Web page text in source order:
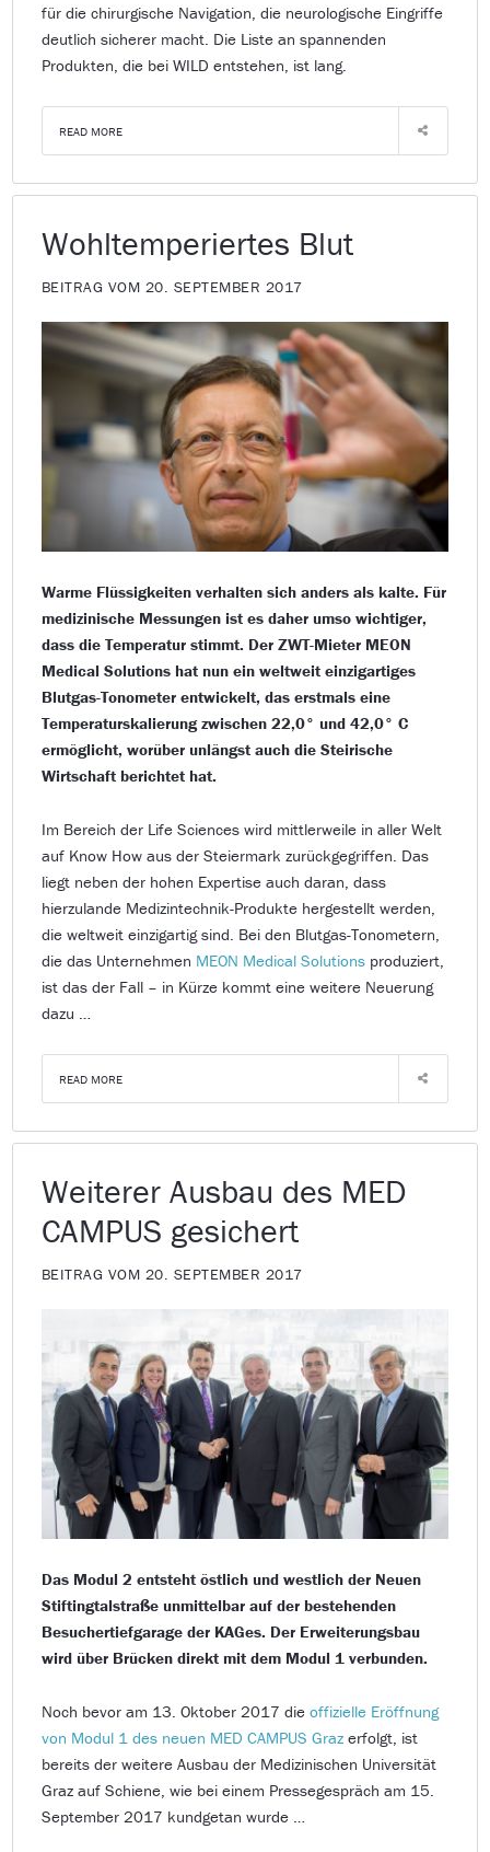
für die chirurgische Navigation, die neurologische Eingriffe
deutlich sicherer macht. Die Liste an spannenden
Produkten, die bei WILD entstehen, ist lang.
READ MORE
Wohltemperiertes Blut
BEITRAG VOM 20. SEPTEMBER 2017
Warme Flüssigkeiten verhalten sich anders als kalte. Für
medizinische Messungen ist es daher umso wichtiger,
dass die Temperatur stimmt. Der ZWT-Mieter MEON
Medical Solutions hat nun ein weltweit einzigartiges
Blutgas-Tonometer entwickelt, das erstmals eine
Temperaturskalierung zwischen 22,0° und 42,0° C
ermöglicht, worüber unlängst auch die Steirische
Wirtschaft berichtet hat.
Im Bereich der Life Sciences wird mittlerweile in aller Welt
auf Know How aus der Steiermark zurückgegriffen. Das
liegt neben der hohen Expertise auch daran, dass
hierzulande Medizintechnik-Produkte hergestellt werden,
die weltweit einzigartig sind. Bei den Blutgas-Tonometern,
die das Unternehmen MEON Medical Solutionsproduziert,
ist das der Fall – in Kürze kommt eine weitere Neuerung
dazu …
READ MORE
Weiterer Ausbau des MED
CAMPUS gesichert
BEITRAG VOM 20. SEPTEMBER 2017
Das Modul 2 entsteht östlich und westlich der Neuen
Stiftingtalstraße unmittelbar auf der bestehenden
Besuchertiefgarage der KAGes. Der Erweiterungsbau
wird über Brücken direkt mit dem Modul 1 verbunden.
Noch bevor am 13. Oktober 2017 die offizielle Eröffnung
von Modul 1 des neuen MED CAMPUS Grazerfolgt, ist
bereits der weitere Ausbau der Medizinischen Universität
Graz auf Schiene, wie bei einem Pressegespräch am 15.
September 2017 kundgetan wurde …